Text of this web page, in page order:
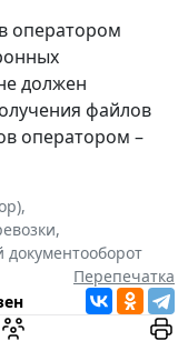
оператором
должен
файлов
оператором –
,
,
документооборот
Перепечатка